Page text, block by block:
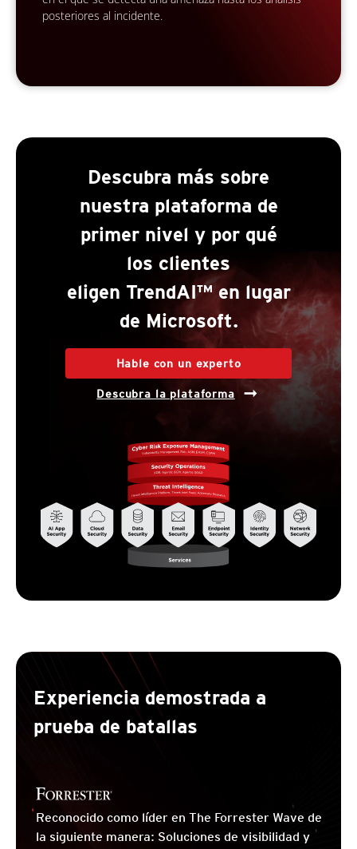
posteriores al incidente.
Descubra más sobre
nuestra plataforma de
primer nivel y por qué
los clientes
eligen TrendAI™ en lugar
de Microsoft.
Hable con un experto
Descubra la plataforma
Experiencia demostrada a
prueba de batallas
Reconocido como líder en The Forrester Wave de
la siguiente manera: Soluciones de visibilidad y